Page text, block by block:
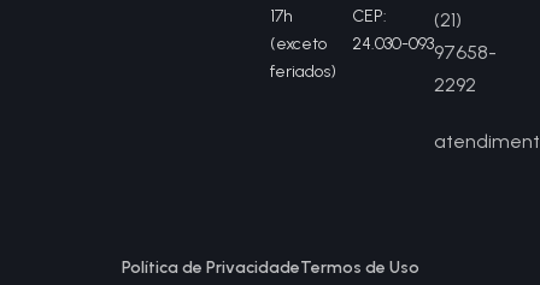
17h
(exceto
feriados)
CEP:
24.030-093
(21)
97658-
2292
Política de PrivacidadeTermos de Uso